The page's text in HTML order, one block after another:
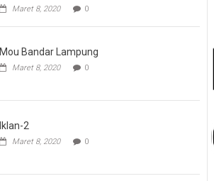
Maret 8, 2020 0
Mou Bandar Lampung
Maret 8, 2020 0
Iklan-2
Maret 8, 2020 0